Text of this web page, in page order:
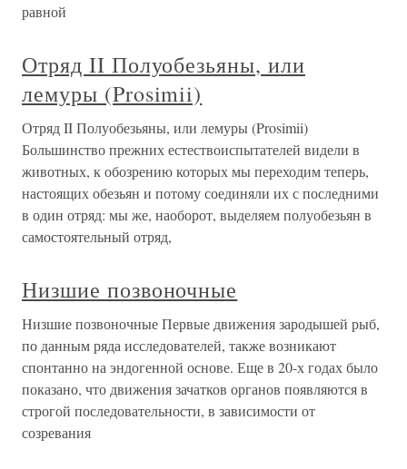
равной
Отряд II Полуобезьяны, или
лемуры (Prosimii)
Отряд II Полуобезьяны, или лемуры (Prosimii)
Большинство прежних естествоиспытателей видели в
животных, к обозрению которых мы переходим теперь,
настоящих обезьян и потому соединяли их с последними
в один отряд: мы же, наоборот, выделяем полуобезьян в
самостоятельный отряд,
Низшие позвоночные
Низшие позвоночные Первые движения зародышей рыб,
по данным ряда исследователей, также возникают
спонтанно на эндогенной основе. Еще в 20-х годах было
показано, что движения зачатков органов появляются в
строгой последовательности, в зависимости от
созревания